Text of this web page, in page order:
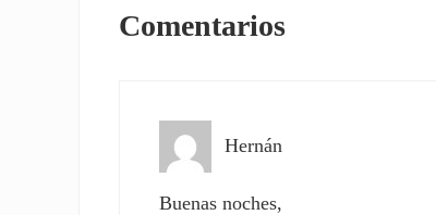
Comentarios
Hernán
Buenas noches,